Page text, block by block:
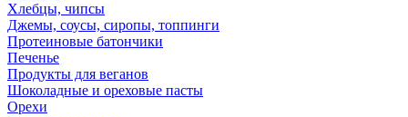
Хлебцы, чипсы
Джемы, соусы, сиропы, топпинги
Протеиновые батончики
Печенье
Продукты для веганов
Шоколадные и ореховые пасты
Орехи